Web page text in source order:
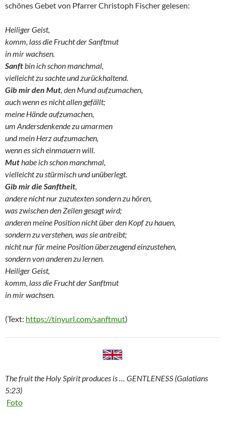
schönes Gebet von Pfarrer Christoph Fischer gelesen:
Heiliger Geist,
komm, lass die Frucht der Sanftmut
in mir wachsen.
Sanftbin ich schon manchmal,
vielleicht zu sachte und zurückhaltend.
Gib mir den Mut, den Mund aufzumachen,
auch wenn es nicht allen gefällt;
meine Hände aufzumachen,
um Andersdenkende zu umarmen
und mein Herz aufzumachen,
wenn es sich einmauern will.
Muthabe ich schon manchmal,
vielleicht zu stürmisch und unüberlegt.
Gib mir die Sanftheit,
andere nicht nur zuzutexten sondern zu hören,
was zwischen den Zeilen gesagt wird;
anderen meine Position nicht über den Kopf zu hauen,
sondern zu verstehen, was sie antreibt;
nicht nur für meine Position überzeugend einzustehen,
sondern von anderen zu lernen.
Heiliger Geist,
komm, lass die Frucht der Sanftmut
in mir wachsen.
(Text: https://tinyurl.com/sanftmut)
The fruit the Holy Spirit produces is … GENTLENESS (Galatians
5:23)
Foto